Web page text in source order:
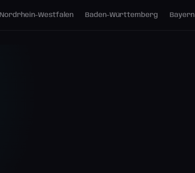
Nordrhein-Westfalen Baden-Württemberg Bayern